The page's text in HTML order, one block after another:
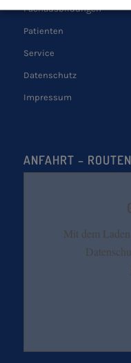
Fachausbildungen
Patienten
Service
Datenschutz
Impressum
ANFAHRT –
Mit dem